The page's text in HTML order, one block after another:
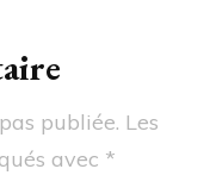
publiée. Les
avec *